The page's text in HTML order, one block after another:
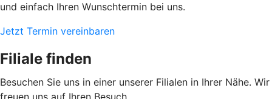
und einfach Ihren Wunschtermin bei uns.
Jetzt Termin vereinbaren
Filiale finden
Besuchen Sie uns in einer unserer Filialen in Ihrer Nähe. Wir
freuen uns auf Ihren Besuch.